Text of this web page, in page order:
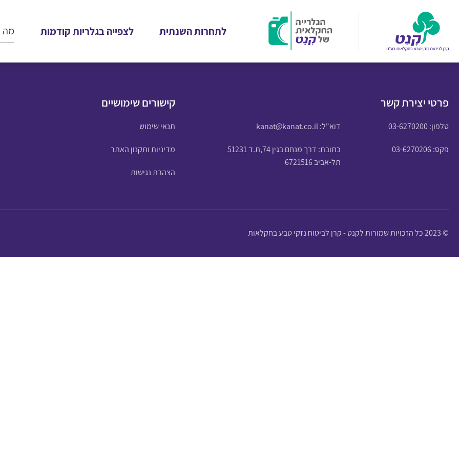
לתחרות השנתית לצפייה בגלריות קודמות
פרטי יצירת קשר
טלפון:03-6270200 דוא"ל:kanat@kanat.co.il
פקס: 03-6270206
כתובת: דרך מנחם בגין 74,ת.ד 51231
תל-אביב 6721516
קישורים שימושיים
תנאי שימוש
מדיניות ותקנון האתר
הצהרת נגישות
© 2023 כל הזכויות שמורות לקנט - קרן לביטוח נזקי טבע בחקלאות